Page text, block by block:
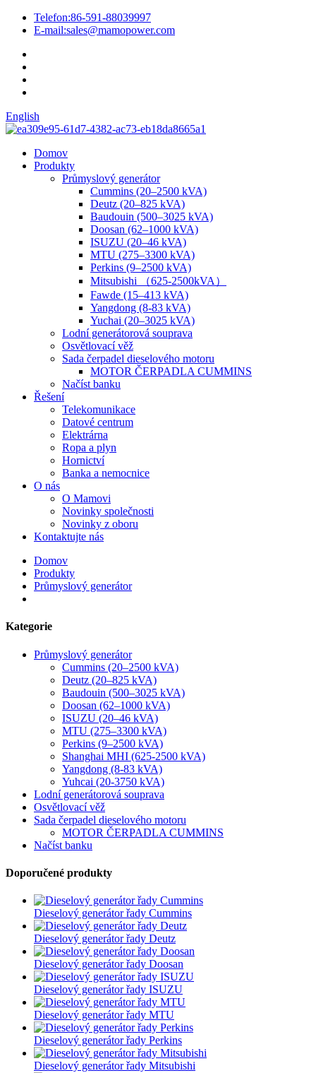
Telefon:86-591-88039997
E-mail:sales@mamopower.com
English
Domov
Produkty
Průmyslový generátor
Cummins (20–2500 kVA)
Deutz (20–825 kVA)
Baudouin (500–3025 kVA)
Doosan (62–1000 kVA)
ISUZU (20–46 kVA)
MTU (275–3300 kVA)
Perkins (9–2500 kVA)
Mitsubishi （625-2500kVA）
Fawde (15–413 kVA)
Yangdong (8-83 kVA)
Yuchai (20–3025 kVA)
Lodní generátorová souprava
Osvětlovací věž
Sada čerpadel dieselového motoru
MOTOR ČERPADLA CUMMINS
Načíst banku
Řešení
Telekomunikace
Datové centrum
Elektrárna
Ropa a plyn
Hornictví
Banka a nemocnice
O nás
O Mamovi
Novinky společnosti
Novinky z oboru
Kontaktujte nás
Domov
Produkty
Průmyslový generátor
Kategorie
Průmyslový generátor
Cummins (20–2500 kVA)
Deutz (20–825 kVA)
Baudouin (500–3025 kVA)
Doosan (62–1000 kVA)
ISUZU (20–46 kVA)
MTU (275–3300 kVA)
Perkins (9–2500 kVA)
Shanghai MHI (625-2500 kVA)
Yangdong (8-83 kVA)
Yuhcai (20-3750 kVA)
Lodní generátorová souprava
Osvětlovací věž
Sada čerpadel dieselového motoru
MOTOR ČERPADLA CUMMINS
Načíst banku
Doporučené produkty
Dieselový generátor řady Cummins
Dieselový generátor řady Deutz
Dieselový generátor řady Doosan
Dieselový generátor řady ISUZU
Dieselový generátor řady MTU
Dieselový generátor řady Perkins
Dieselový generátor řady Mitsubishi